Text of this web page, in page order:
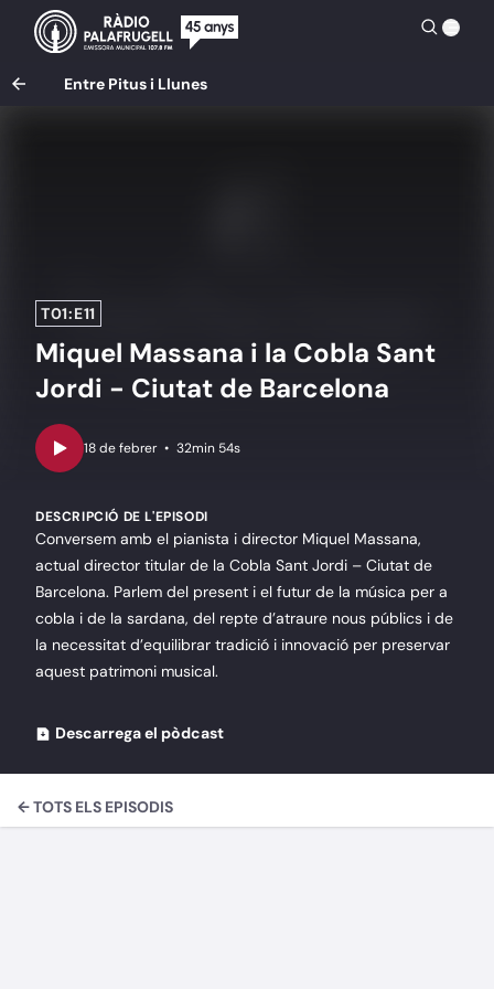
Entre Pitus i Llunes
T01:E11
Miquel Massana i la Cobla Sant
Jordi - Ciutat de Barcelona
• 32min 54s
DESCRIPCIÓ DE L'EPISODI
Conversem amb el pianista i director Miquel Massana,
actual director titular de la Cobla Sant Jordi – Ciutat de
Barcelona. Parlem del present i el futur de la música per a
cobla i de la sardana, del repte d’atraure nous públics i de
la necessitat d’equilibrar tradició i innovació per preservar
aquest patrimoni musical.
Descarrega el pòdcast
← TOTS ELS EPISODIS